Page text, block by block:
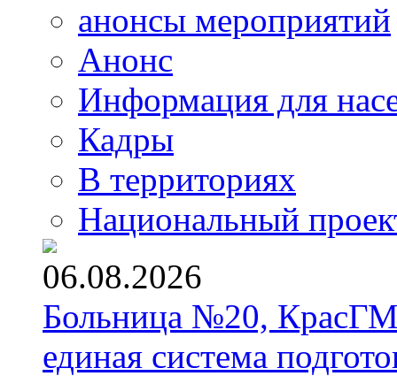
анонсы мероприятий
Анонс
Информация для
Кадры
В территориях
Национальный
06.08.2026
Больница №20,
единая система